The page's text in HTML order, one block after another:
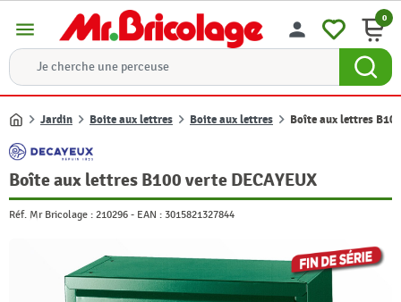
menu person 0
Accueil
Jardin Boite aux lettres Boite aux lettres Boîte aux lettres
Boîte aux lettres B100 verte DECAYEUX
Réf. Mr Bricolage : 210296 - EAN : 3015821327844